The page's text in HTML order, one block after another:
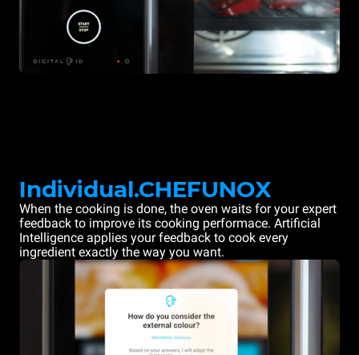
Individual.CHEFUNOX
When the cooking is done, the oven waits for your expert
feedback to improve its cooking performace. Artificial
Intelligence applies your feedback to cook every
ingredient exactly the way you want.